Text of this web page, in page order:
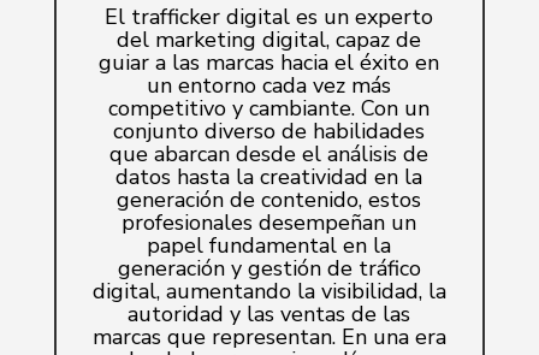
El trafficker digital es un experto
del marketing digital, capaz de
guiar a las marcas hacia el éxito en
un entorno cada vez más
competitivo y cambiante. Con un
conjunto diverso de habilidades
que abarcan desde el análisis de
datos hasta la creatividad en la
generación de contenido, estos
profesionales desempeñan un
papel fundamental en la
generación y gestión de tráfico
digital, aumentando la visibilidad, la
autoridad y las ventas de las
marcas que representan. En una era